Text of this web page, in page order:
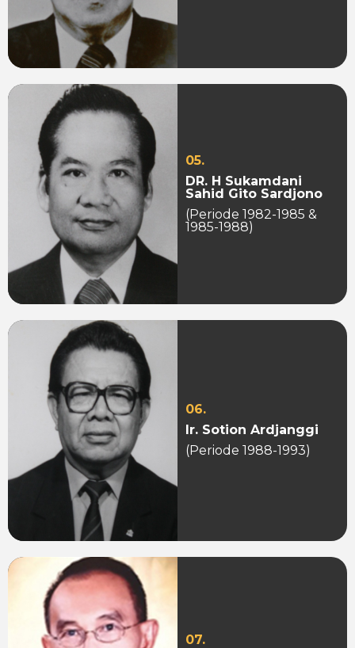
05.
DR. H Sukamdani
Sahid Gito Sardjono
(Periode 1982-1985 &
1985-1988)
06.
Ir. Sotion Ardjanggi
(Periode 1988-1993)
07.